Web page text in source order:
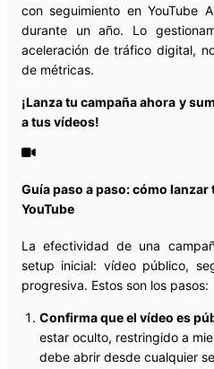
con seguimiento en YouTube
durante un año. Lo
aceleración de tráfico digital,
de métricas.
¡Lanza tu campaña ahora y
a tus vídeos!
Guía paso a paso: cómo lanzar
YouTube
La efectividad de una
setup inicial: vídeo público,
progresiva. Estos son los pasos:
Confirma que el vídeo es
estar oculto, restringido a
debe abrir desde cualquier